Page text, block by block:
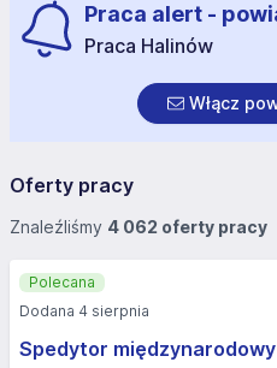
Praca alert -
Praca Halinów
Włącz
Oferty pracy
Znaleźliśmy 4 062 oferty pracy
Spedytor międzynarodowy
Polecana
Dodana 4 sierpnia